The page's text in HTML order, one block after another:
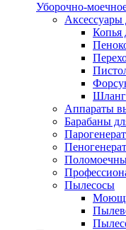
Уборочно-
Аксессуары
Аппараты
Барабаны
Пылесосы